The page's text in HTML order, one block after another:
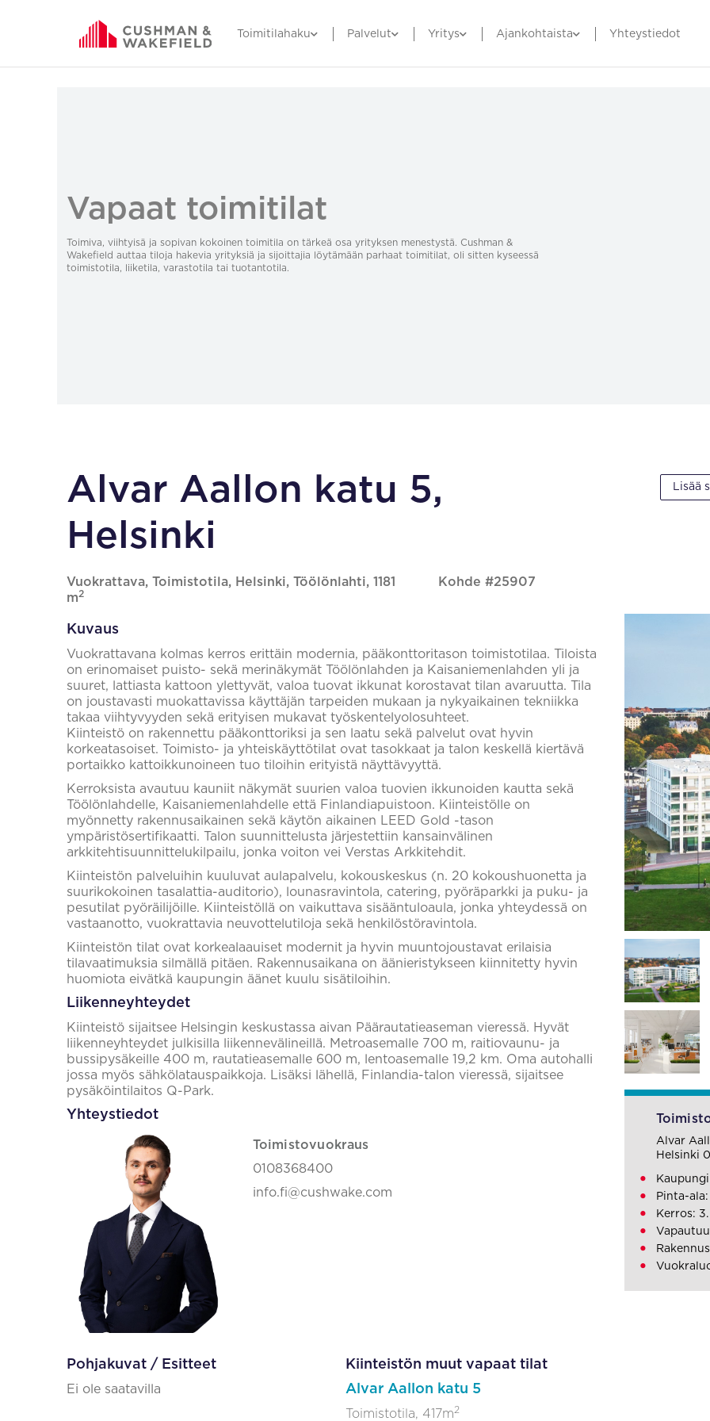
Toimitilahaku Palvelut Yritys Ajankohtaista Yhteystiedot
Vapaat toimitilat
Toimiva, viihtyisä ja sopivan kokoinen toimitila on tärkeä osa yrityksen menestystä. Cushman &
Wakefield auttaa tiloja hakevia yrityksiä ja sijoittajia löytämään parhaat toimitilat, oli sitten kyseessä
toimistotila, liiketila, varastotila tai tuotantotila.
Alvar Aallon katu 5,
Helsinki
Vuokrattava, Toimistotila, Helsinki, Töölönlahti, 1181
m2
Kohde #25907
Lisää
Kuvaus
Vuokrattavana kolmas kerros erittäin modernia, pääkonttoritason toimistotilaa. Tiloista
on erinomaiset puisto- sekä merinäkymät Töölönlahden ja Kaisaniemenlahden yli ja
suuret, lattiasta kattoon ylettyvät, valoa tuovat ikkunat korostavat tilan avaruutta. Tila
on joustavasti muokattavissa käyttäjän tarpeiden mukaan ja nykyaikainen tekniikka
takaa viihtyvyyden sekä erityisen mukavat työskentelyolosuhteet.
Kiinteistö on rakennettu pääkonttoriksi ja sen laatu sekä palvelut ovat hyvin
korkeatasoiset. Toimisto- ja yhteiskäyttötilat ovat tasokkaat ja talon keskellä kiertävä
portaikko kattoikkunoineen tuo tiloihin erityistä näyttävyyttä.
Kerroksista avautuu kauniit näkymät suurien valoa tuovien ikkunoiden kautta sekä
Töölönlahdelle, Kaisaniemenlahdelle että Finlandiapuistoon. Kiinteistölle on
myönnetty rakennusaikainen sekä käytön aikainen LEED Gold -tason
ympäristösertifikaatti. Talon suunnittelusta järjestettiin kansainvälinen
arkkitehtisuunnittelukilpailu, jonka voiton vei Verstas Arkkitehdit.
Kiinteistön palveluihin kuuluvat aulapalvelu, kokouskeskus (n. 20 kokoushuonetta ja
suurikokoinen tasalattia-auditorio), lounasravintola, catering, pyöräparkki ja puku- ja
pesutilat pyöräilijöille. Kiinteistöllä on vaikuttava sisääntuloaula, jonka yhteydessä on
vastaanotto, vuokrattavia neuvottelutiloja sekä henkilöstöravintola.
Kiinteistön tilat ovat korkealaauiset modernit ja hyvin muuntojoustavat erilaisia
tilavaatimuksia silmällä pitäen. Rakennusaikana on äänieristykseen kiinnitetty hyvin
huomiota eivätkä kaupungin äänet kuulu sisätiloihin.
Liikenneyhteydet
Kiinteistö sijaitsee Helsingin keskustassa aivan Päärautatieaseman vieressä. Hyvät
liikenneyhteydet julkisilla liikennevälineillä. Metroasemalle 700 m, raitiovaunu- ja
bussipysäkeille 400 m, rautatieasemalle 600 m, lentoasemalle 19,2 km. Oma autohalli
jossa myös sähkölatauspaikkoja. Lisäksi lähellä, Finlandia-talon vieressä, sijaitsee
pysäköintilaitos Q-Park.
Yhteystiedot
Toimistovuokraus
0108368400
info.fi@cushwake.com
Pohjakuvat / Esitteet
Ei ole saatavilla
Kiinteistön muut vapaat tilat
Alvar Aallon katu 5
Toimistotila, 417m2
Alvar
Helsinki
Pinta-ala:
Kerros: